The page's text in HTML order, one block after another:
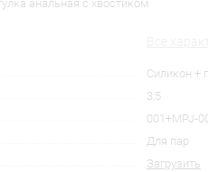
анальная с хвостиком
Силикон +
3,5
001+MPJ-
Для пар
Загрузить